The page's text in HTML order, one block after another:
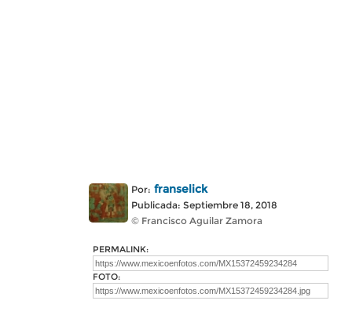
Por: franselick
Publicada: Septiembre 18, 2018
© Francisco Aguilar Zamora
PERMALINK:
FOTO: